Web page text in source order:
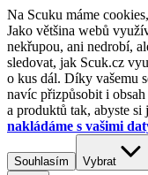
Na Scuku máme
Jako většina webů
nekřupou, ani nedrobí,
sledovat, jak Scuk.cz
o kus dál. Díky vašemu
navíc přizpůsobit i
a produktů tak, abyste
nakládáme s vašimi
Souhlasím Vybrat